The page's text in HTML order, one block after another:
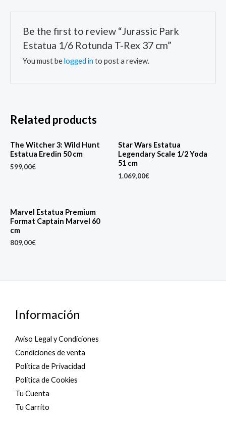
Be the first to review “Jurassic Park
Estatua 1/6 Rotunda T-Rex 37 cm”
You must belogged in to post a review.
Related products
The Witcher 3: Wild Hunt
Estatua Eredin 50 cm
599,00€
Star Wars Estatua
Legendary Scale 1/2 Yoda
51 cm
1.069,00€
Marvel Estatua Premium
Format Captain Marvel 60
cm
809,00€
Información
Aviso Legal y Condiciones
Condiciones de venta
Política de Privacidad
Política de Cookies
Tu Cuenta
Tu Carrito